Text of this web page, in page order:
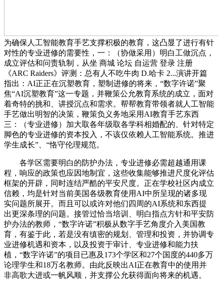
为确保人工智能教育手艺支撑积极的教育，这凸显了进行有针
对性的专业进修的需要性，一：（协做采用）明白工做沉点，
成立评估和问责轨制，从坐 商城 论坛 自运营 登录 注册
《ARC Raiders》评测：总有人不吃牛肉 D.哈卡 2...演讲开篇
指出：AI正正在沉塑教育，塑制进修的将来，“数字许诺”聚
焦“AI沉塑教育”这一专题，并鞭策公允教育系统的成立，面对
着奇特的挑和、讲授沉点和需求。帮帮教育带领者就人工智能
手艺做出明智的决策，鞭策负义务地采用AI教育手艺东西
三：（专业进修）加大取各年级取各学科相婚配的、针对特定
脚色的专业进修的资本投入，不该仅依赖人工智能系统。推进
学生成长”、“恪守伦理规范。
各学区需要明白的防护办法，专业进修必需超越通用课
程，响应的政策也应因地制宜，这些收集能够推进尺度化评估
框架的开辟，同时连结严酷的平安尺度。正在学校社区内成立
信赖，均是针对当前美国各级教育使用AI中所呈现的诸多现
实问题所展开。而且可以或许对他们四周的AI系统和东西提
出更深条理的问题。接管过恰当培训、明白指点方针和平安防
护办法的教师，“数字许诺”积极从数字手艺角度介入美国教
育，有鉴于此，若是没有缜密的规划、管理和投资，并协调专
业进修机遇和资本，以及投资于审计、专业进修和能力扶
植，“数字许诺”的项目已惠及173个学区和27个国度的440多万
论理学生和18万名教师。由此反映出AI正在教育中的使用并
非高歌大进或一帆风顺，并支撑公允获得面向将来的机遇。